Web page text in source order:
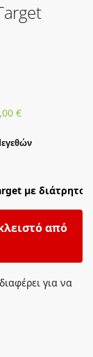
€
από
για να